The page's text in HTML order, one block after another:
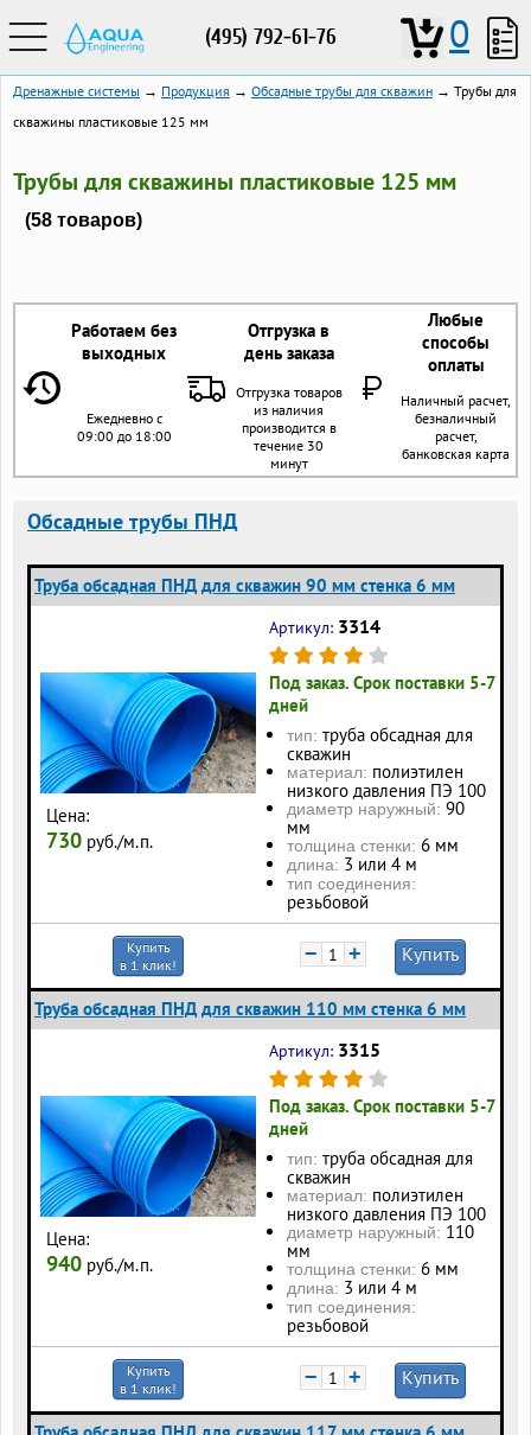
(495) 792-61-76 0
Дренажные системы → Продукция → Обсадные трубы для скважин → Трубы для
скважины пластиковые 125 мм
Трубы для скважины пластиковые 125 мм
(58 товаров)
Работаем без
выходных
Отгрузка в
день заказа
Любые
способы
оплаты
Ежедневно с
09:00 до 18:00
Отгрузка товаров
из наличия
производится в
течение 30
минут
Наличный расчет,
безналичный
расчет,
банковская карта
Обсадные трубы ПНД
Труба обсадная ПНД для скважин 90 мм стенка 6 мм
Цена:
730 руб./м.п.
Артикул: 3314
Под заказ. Срок поставки 5-7
дней
тип: труба обсадная для
скважин
материал: полиэтилен
низкого давления ПЭ 100
диаметр наружный: 90
мм
толщина стенки: 6 мм
длина: 3 или 4 м
тип соединения:
резьбовой
Купить
в 1 клик!
− + Купить
Труба обсадная ПНД для скважин 110 мм стенка 6 мм
Цена:
940 руб./м.п.
Артикул: 3315
Под заказ. Срок поставки 5-7
дней
тип: труба обсадная для
скважин
материал: полиэтилен
низкого давления ПЭ 100
диаметр наружный: 110
мм
толщина стенки: 6 мм
длина: 3 или 4 м
тип соединения:
резьбовой
Купить
в 1 клик!
− + Купить